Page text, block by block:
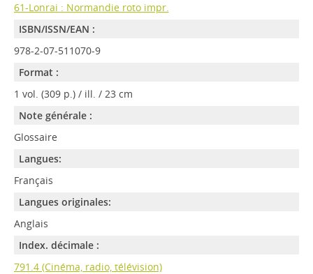
61-Lonrai : Normandie roto impr.
ISBN/ISSN/EAN :
978-2-07-511070-9
Format :
1 vol. (309 p.) / ill. / 23 cm
Note générale :
Glossaire
Langues:
Français
Langues originales:
Anglais
Index. décimale :
791.4 (Cinéma, radio, télévision)